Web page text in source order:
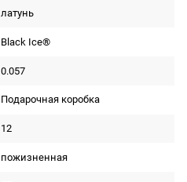
латунь
Black Ice®
0.057
Подарочная коробка
12
пожизненная